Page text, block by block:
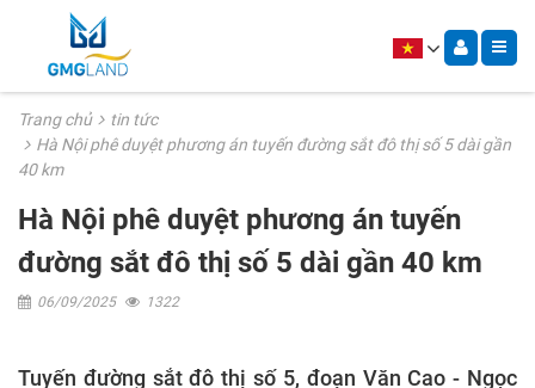
Trang chủ
tin tức
Hà Nội phê duyệt phương án tuyến đường sắt đô thị số 5 dài gần
40 km
Hà Nội phê duyệt phương án tuyến
đường sắt đô thị số 5 dài gần 40 km
06/09/2025 1322
Tuyến đường sắt đô thị số 5, đoạn Văn Cao - Ngọc